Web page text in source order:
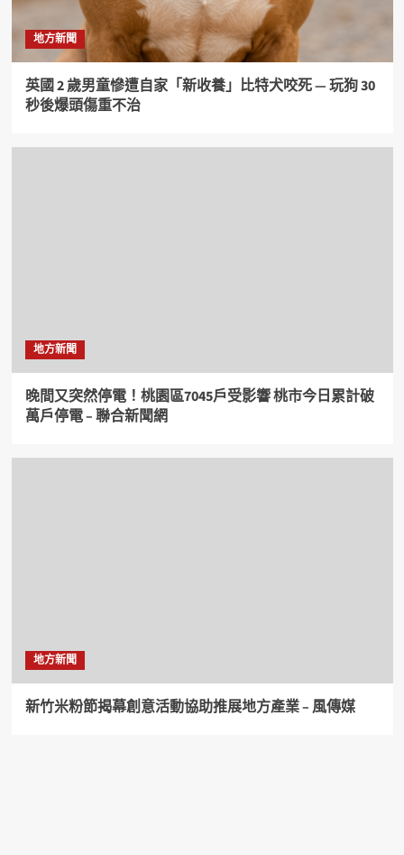
地方新聞
英國 2 歲男童慘遭自家「新收養」比特犬咬死 — 玩狗 30
秒後爆頭傷重不治
地方新聞
晚間又突然停電！桃園區7045戶受影響 桃市今日累計破
萬戶停電 – 聯合新聞網
地方新聞
新竹米粉節揭幕創意活動協助推展地方產業 – 風傳媒